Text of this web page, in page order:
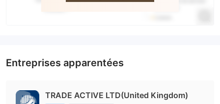
Entreprises apparentées
TRADE ACTIVE LTD(United Kingdom)